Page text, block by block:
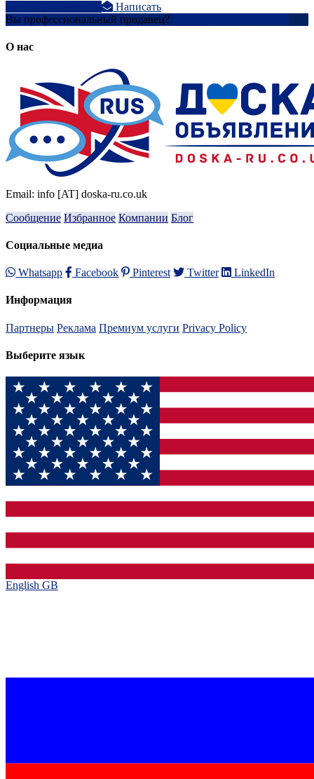
Написать
Вы профессиональный продавец?
О нас
Email: info [AT] doska-ru.co.uk
Сообщение Избранное Компании Блог
Социальные медиа
Whatsapp Facebook Pinterest Twitter LinkedIn
Информация
Партнеры Реклама Премиум услуги Privacy Policy
Выберите язык
English GB‎